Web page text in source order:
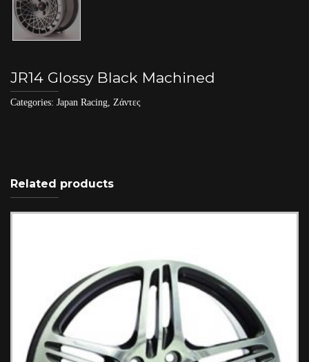
JR14 Glossy Black Machined
Categories: Japan Racing, Ζάντες
Related products